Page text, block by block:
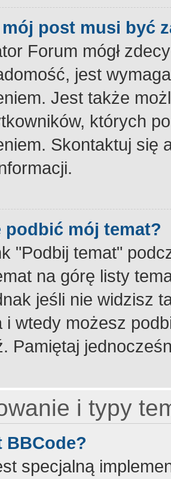
mój post musi być
Forum mógł
jest
Jest także
których
Skontaktuj się
podbić mój temat?
"Podbij temat"
na górę listy
jeśli nie widzisz
i wtedy możesz
Pamiętaj
i typy
BBCode?
specjalną